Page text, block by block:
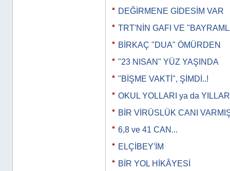
DEĞİRMENE GİDESİM VAR
TRT'NİN GAFI VE
BİRKAÇ "DUA" ÖMÜRDEN
"23 NISAN" YÜZ YAŞINDA
"BİŞME VAKTİ", ŞİMDİ..!
OKUL YOLLARI ya da
BİR VİRÜSLÜK CANI
6,8 ve 41 CAN...
ELÇİBEY'İM
BİR YOL HİKÂYESİ